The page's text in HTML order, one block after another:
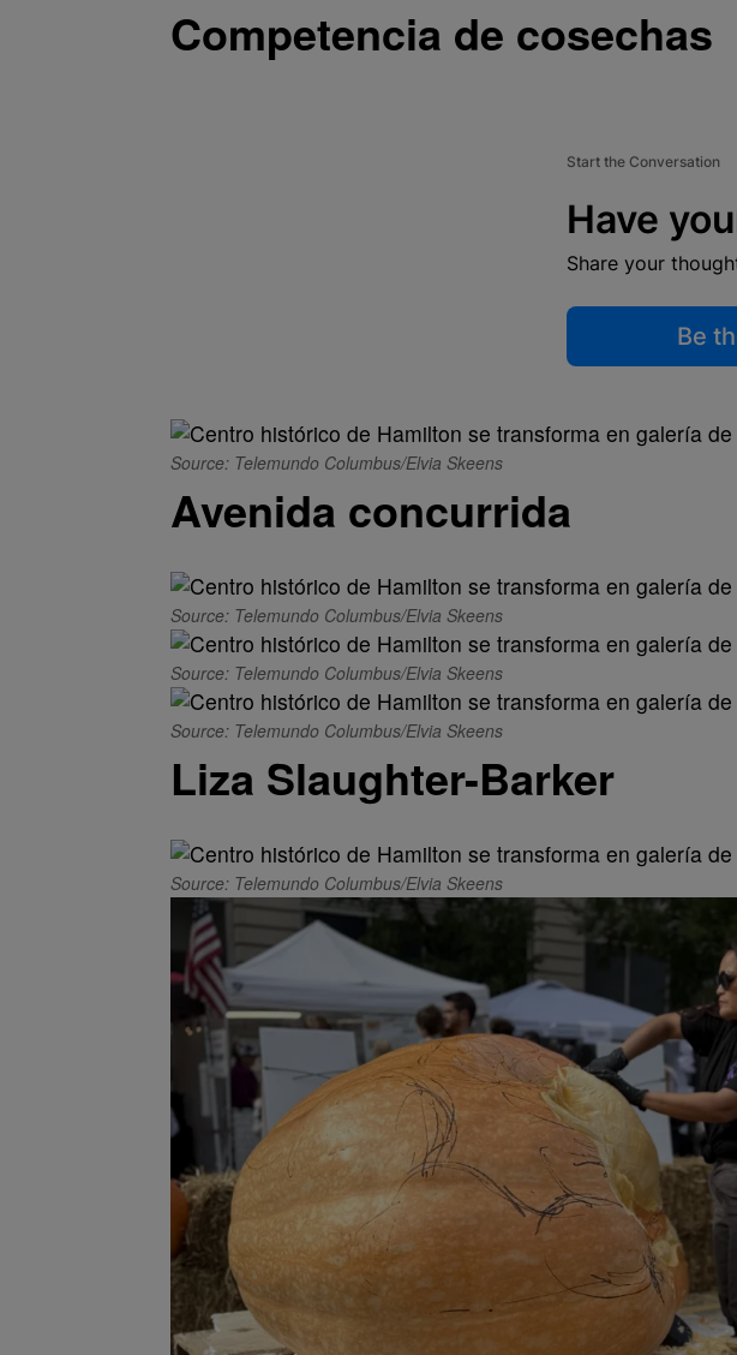
Competencia de cosechas
Start the Conversation
Have
Share your
Be
Source: Telemundo Columbus/Elvia Skeens
Avenida concurrida
Source: Telemundo Columbus/Elvia Skeens
Source: Telemundo Columbus/Elvia Skeens
Source: Telemundo Columbus/Elvia Skeens
Liza Slaughter-Barker
Source: Telemundo Columbus/Elvia Skeens